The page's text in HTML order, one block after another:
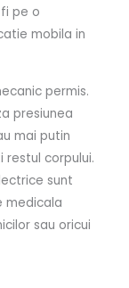
pe o
mobila in
permis.
presiunea
mai putin
corpului.
sunt
medicala
sau oricui